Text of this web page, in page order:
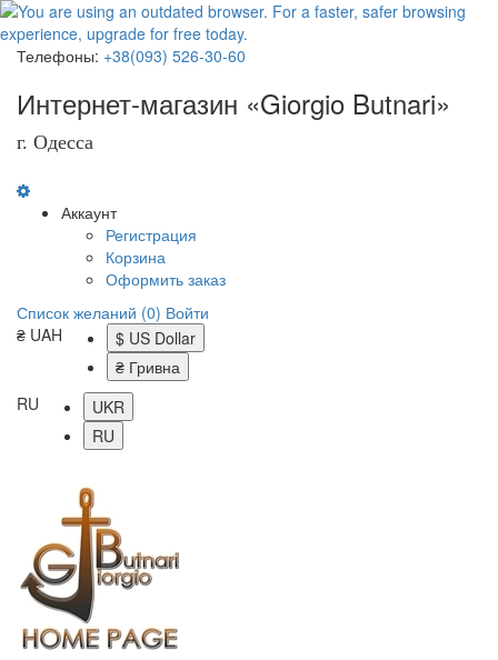
Телефоны: +38(093) 526-30-60
Интернет-магазин «Giorgio Butnari»
г. Одесса
Аккаунт
Регистрация
Корзина
Оформить заказ
Список желаний (0) Войти
₴ UAH
$ US Dollar
₴ Гривна
RU
UKR
RU